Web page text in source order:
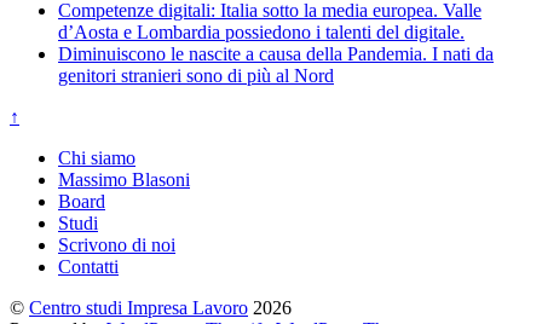
Competenze digitali: Italia sotto la media europea. Valle
d’Aosta e Lombardia possiedono i talenti del digitale.
Diminuiscono le nascite a causa della Pandemia. I nati da
genitori stranieri sono di più al Nord
↑
Chi siamo
Massimo Blasoni
Board
Studi
Scrivono di noi
Contatti
© Centro studi Impresa Lavoro 2026